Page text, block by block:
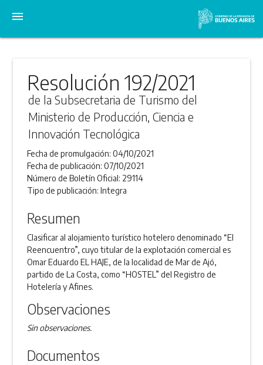
menu
Resolución 192/2021
de la Subsecretaria de Turismo del
Ministerio de Producción, Ciencia e
Innovación Tecnológica
Fecha de promulgación:04/10/2021
Fecha de publicación:07/10/2021
Número de Boletín Oficial: 29114
Tipo de publicación:Integra
Resumen
Clasificar al alojamiento turístico hotelero denominado “El
Reencuentro”, cuyo titular de la explotación comercial es
Omar Eduardo EL HAJE, de la localidad de Mar de Ajó,
partido de La Costa, como “HOSTEL” del Registro de
Hotelería y Afines.
Observaciones
Sin observaciones.
Documentos